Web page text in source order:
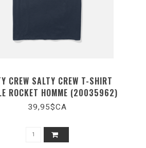
CREW SALTY CREW T-SHIRT
ROCKET HOMME (20035962)
39,95$CA